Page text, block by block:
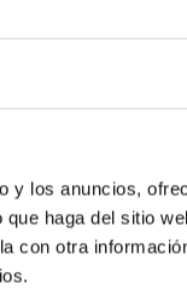
y los anuncios,
haga del sitio
con otra
(La)